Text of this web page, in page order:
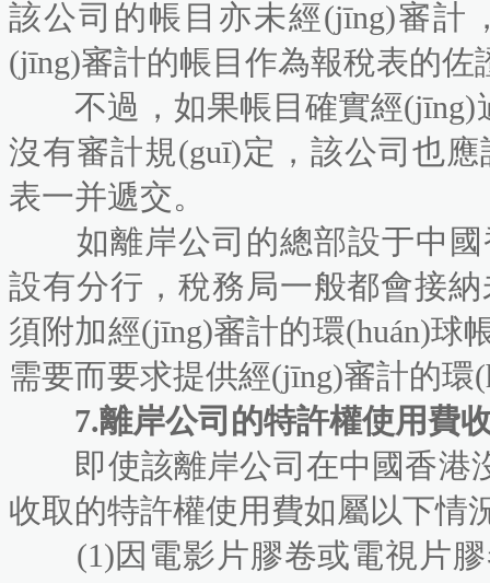
該公司的帳目亦未經(jīng)審計
(jīng)審計的帳目作為報稅表的佐證
不過，如果帳目確實經(jīng)
沒有審計規(guī)定，該公司也
表一并遞交。
如離岸公司的總部設于中國
設有分行，稅務局一般都會
須附加經(jīng)審計的環(huán)球帳
需要而要求提供經(jīng)審計的環
7.離岸公司的特許權使用費收
即使該離岸公司在中國香港
收取的特許權使用費如屬以下情
(1)因電影片膠卷或電視片膠卷或